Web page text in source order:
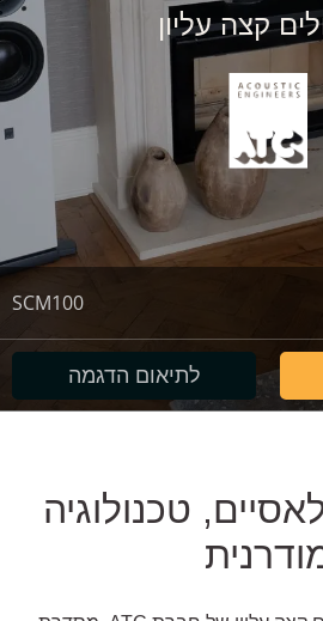
קצה עליון
SCM100
לתיאום הדגמה
טכנולוגיה